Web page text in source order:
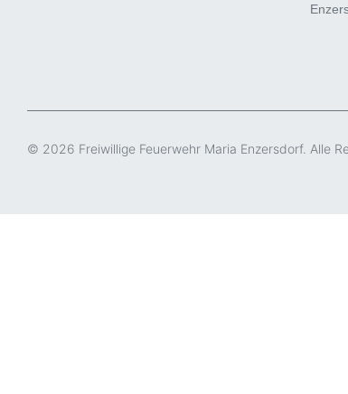
© 2026 Freiwillige Feuerwehr Maria Enzersdorf. Alle